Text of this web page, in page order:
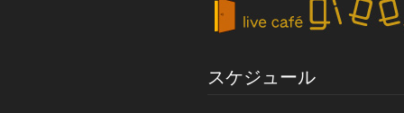
スケジュール